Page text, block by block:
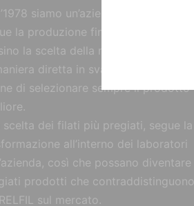
siamo un’azienda strutturata che
la produzione fin dall’origine,
la scelta della materia prima,
diretta in svariate parti del
di selezionare sempre il prodotto
scelta dei filati più pregiati, segue la
all’interno dei laboratori
così che possano diventare i
prodotti che contraddistinguono
sul mercato.